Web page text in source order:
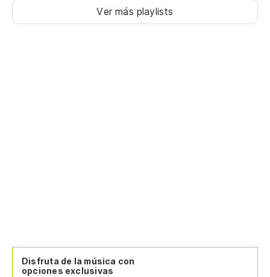
Ver más playlists
Disfruta de la música con
opciones exclusivas